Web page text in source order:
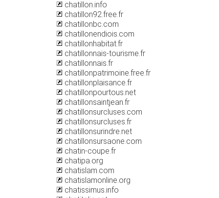
chatillon.info
chatillon92.free.fr
chatillonbc.com
chatillonendiois.com
chatillonhabitat.fr
chatillonnais-tourisme.fr
chatillonnais.fr
chatillonpatrimoine.free.fr
chatillonplaisance.fr
chatillonpourtous.net
chatillonsaintjean.fr
chatillonsurcluses.com
chatillonsurcluses.fr
chatillonsurindre.net
chatillonsursaone.com
chatin-coupe.fr
chatipa.org
chatislam.com
chatislamonline.org
chatissimus.info